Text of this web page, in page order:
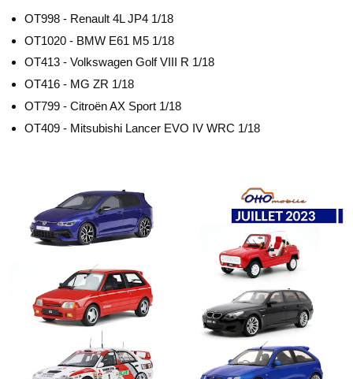
OT998 - Renault 4L JP4 1/18
OT1020 - BMW E61 M5 1/18
OT413 - Volkswagen Golf VIII R 1/18
OT416 - MG ZR 1/18
OT799 - Citroën AX Sport 1/18
OT409 - Mitsubishi Lancer EVO IV WRC 1/18